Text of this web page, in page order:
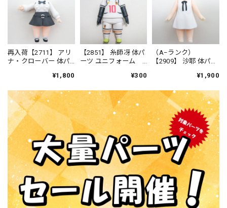
再入荷【2711】 アリ
ナ・クローバー 体パ
ンマー付き） ねん
¥1,800
【2851】 糸師冴 体パ
ーツ ユニフォーム
¥300
（A−ランク）
【2909】 沙耶 体パー
¥1,900